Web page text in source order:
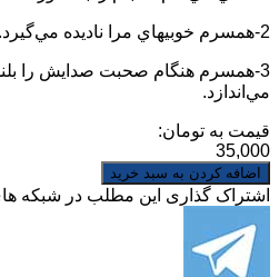
2- همسرم خوبيهاي مرا ناديده مي‌گيرد.
3- همسرم هنگام صحبت صدايش را بلند
مي‌اندازد.
قیمت به تومان:
35,000
اشتراک گذاری این مطلب در شبکه